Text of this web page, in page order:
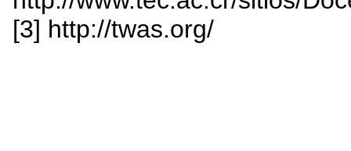
[3] http://twas.org/